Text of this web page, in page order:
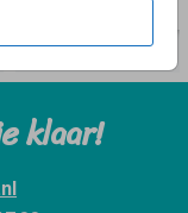
klaar!